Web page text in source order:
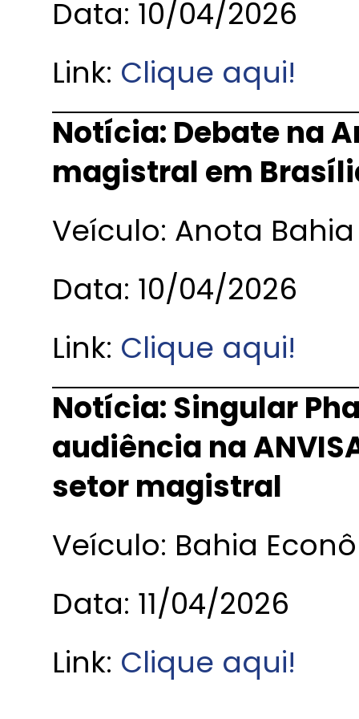
Data: 10/04/2026
Link: Clique aqui!
Notícia: Debate na
magistral em
Veículo: Anota Bahia
Data: 10/04/2026
Link: Clique aqui!
Notícia: Singular
audiência na
setor magistral
Veículo: Bahia
Data: 11/04/2026
Link: Clique aqui!